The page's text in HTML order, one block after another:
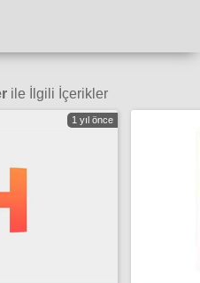
ile İlgili İçerikler
1 yıl önce